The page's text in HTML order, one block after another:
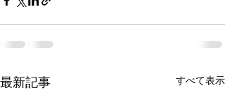
最新記事 すべて表示